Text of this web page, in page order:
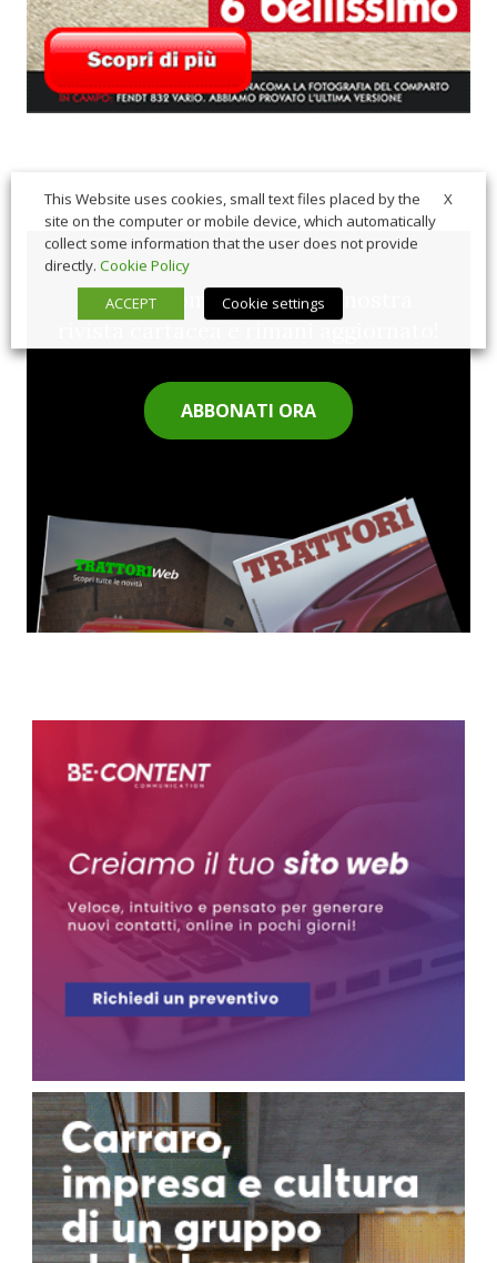
Sfoglia comodamente la nostra
rivista cartacea e rimani aggiornato!
ABBONATI ORA
X
This Website uses cookies, small text files placed by the
site on the computer or mobile device, which automatically
collect some information that the user does not provide
directly. Cookie Policy
ACCEPT
Cookie settings